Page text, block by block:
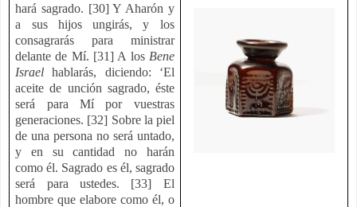
hará sagrado. [30] Y Aharón y
a sus hijos ungirás, y los
consagrarás para ministrar
delante de Mí. [31] A los Bene
Israel hablarás, diciendo: ‘El
aceite de unción sagrado, éste
será para Mí por vuestras
generaciones. [32] Sobre la piel
de una persona no será untado,
y en su cantidad no harán
como él. Sagrado es él, sagrado
será para ustedes. [33] El
hombre que elabore como él, o